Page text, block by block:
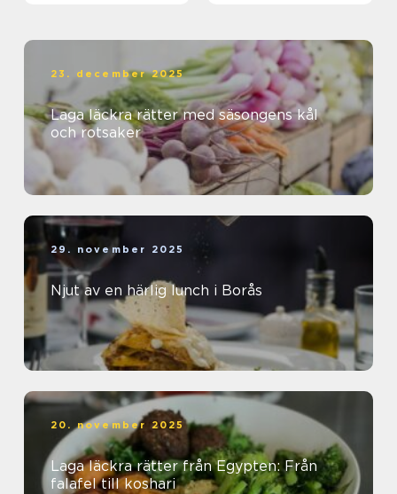
23. december 2025
Laga läckra rätter med säsongens kål
och rotsaker
29. november 2025
Njut av en härlig lunch i Borås
20. november 2025
Laga läckra rätter från Egypten: Från
falafel till koshari